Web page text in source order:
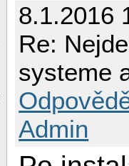
8.1.2016
Re:
systeme
Admin